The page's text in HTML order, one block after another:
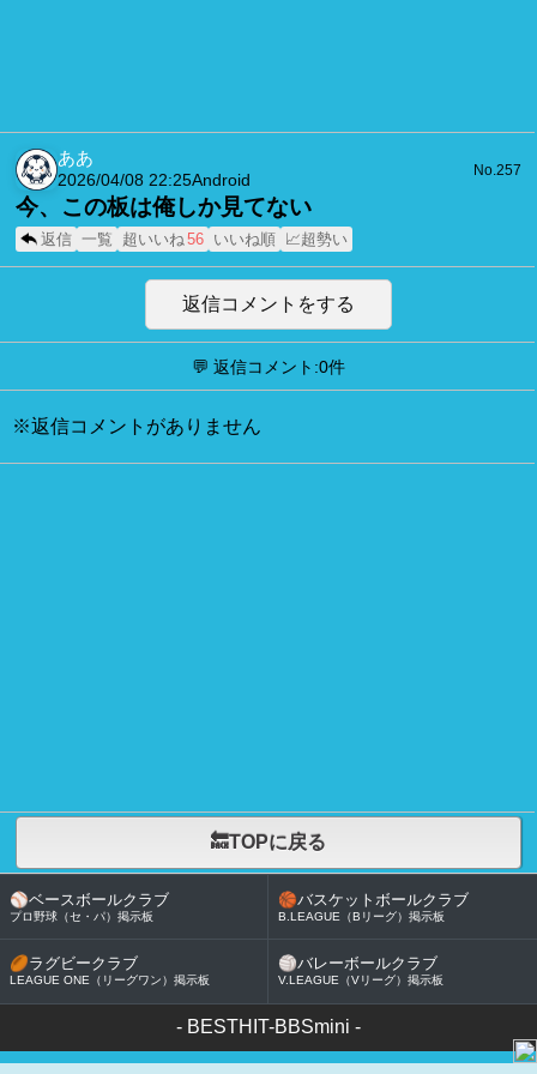
ああ
2026/04/08 22:25Android
No.257
今、この板は俺しか見てない
返信 一覧 超いいね56 いいね順 📈超勢い
返信コメントをする
💬 返信コメント:0件
※返信コメントがありません
🔙TOPに戻る
⚾ベースボールクラブ
プロ野球（セ・パ）掲示板
🏀バスケットボールクラブ
B.LEAGUE（Bリーグ）掲示板
🏉ラグビークラブ
LEAGUE ONE（リーグワン）掲示板
🏐バレーボールクラブ
V.LEAGUE（Vリーグ）掲示板
- BESTHIT-BBSmini -